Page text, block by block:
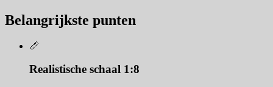
Belangrijkste punten
📏
Realistische schaal 1:8